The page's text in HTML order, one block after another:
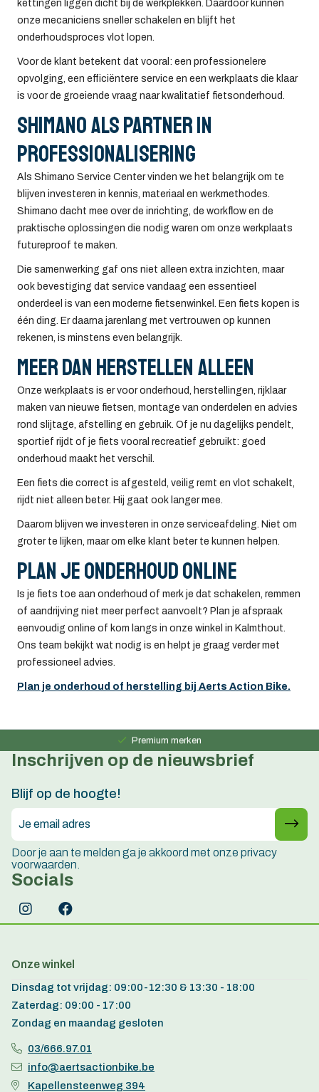
kettingen liggen dicht bij de werkplekken. Daardoor kunnen
onze mecaniciens sneller schakelen en blijft het
onderhoudsproces vlot lopen.
Voor de klant betekent dat vooral: een professionelere
opvolging, een efficiëntere service en een werkplaats die klaar
is voor de groeiende vraag naar kwalitatief fietsonderhoud.
Shimano als partner in
professionalisering
Als Shimano Service Center vinden we het belangrijk om te
blijven investeren in kennis, materiaal en werkmethodes.
Shimano dacht mee over de inrichting, de workflow en de
praktische oplossingen die nodig waren om onze werkplaats
futureproof te maken.
Die samenwerking gaf ons niet alleen extra inzichten, maar
ook bevestiging dat service vandaag een essentieel
onderdeel is van een moderne fietsenwinkel. Een fiets kopen is
één ding. Er daarna jarenlang met vertrouwen op kunnen
rekenen, is minstens even belangrijk.
Meer dan herstellen alleen
Onze werkplaats is er voor onderhoud, herstellingen, rijklaar
maken van nieuwe fietsen, montage van onderdelen en advies
rond slijtage, afstelling en gebruik. Of je nu dagelijks pendelt,
sportief rijdt of je fiets vooral recreatief gebruikt: goed
onderhoud maakt het verschil.
Een fiets die correct is afgesteld, veilig remt en vlot schakelt,
rijdt niet alleen beter. Hij gaat ook langer mee.
Daarom blijven we investeren in onze serviceafdeling. Niet om
groter te lijken, maar om elke klant beter te kunnen helpen.
Plan je onderhoud online
Is je fiets toe aan onderhoud of merk je dat schakelen, remmen
of aandrijving niet meer perfect aanvoelt? Plan je afspraak
eenvoudig online of kom langs in onze winkel in Kalmthout.
Ons team bekijkt wat nodig is en helpt je graag verder met
professioneel advies.
Plan je onderhoud of herstelling bij Aerts Action Bike.
Premium merken
Persoonlijk advies
Inschrijven op de nieuwsbrief
Blijf op de hoogte!
Door je aan te melden ga je akkoord met onze privacy
voorwaarden.
Socials
Onze winkel
Dinsdag tot vrijdag: 09:00-12:30 & 13:30 - 18:00
Zaterdag: 09:00 - 17:00
Zondag en maandag gesloten
03/666.97.01
info@aertsactionbike.be
Kapellensteenweg 394